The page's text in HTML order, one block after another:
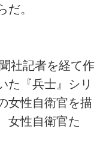
だ。
社記者を経て作
た『兵士』シリ
女性自衛官を描
性自衛官た